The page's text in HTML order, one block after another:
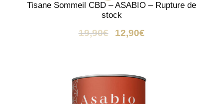
!
Tisane Sommeil CBD – ASABIO – Rupture de
stock
19,90€ 12,90€